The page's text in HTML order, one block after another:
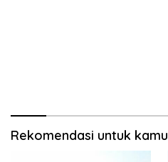
Rekomendasi untuk kamu